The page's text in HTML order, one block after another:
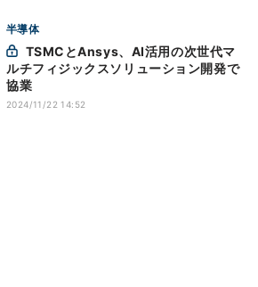
半導体
ルチフィジックスソリューション開発で
協業
2024/11/22 14:52